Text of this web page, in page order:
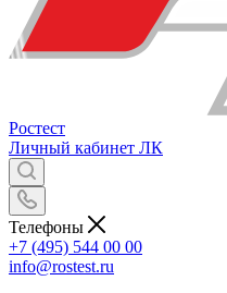
Ростест
Личный кабинет ЛК
Телефоны
+7 (495) 544 00 00
info@rostest.ru